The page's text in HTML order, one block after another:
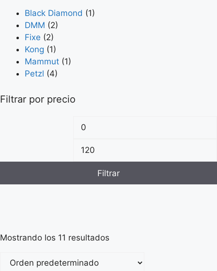
Black Diamond (1)
DMM (2)
Fixe (2)
Kong (1)
Mammut (1)
Petzl (4)
Filtrar por precio
Filtrar
Mostrando los 11 resultados